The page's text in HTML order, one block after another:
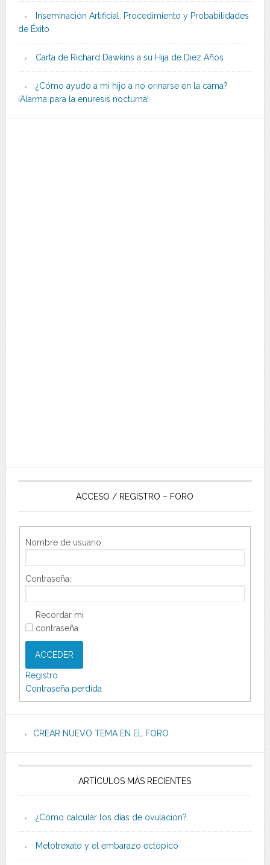
Inseminación Artificial: Procedimiento y Probabilidades
de Éxito
Carta de Richard Dawkins a su Hija de Diez Años
¿Cómo ayudo a mi hijo a no orinarse en la cama?
¡Alarma para la enuresis nocturna!
ACCESO / REGISTRO – FORO
Nombre de usuario:
Contraseña:
Recordar mi
contraseña
ACCEDER
Registro
Contraseña perdida
CREAR NUEVO TEMA EN EL FORO
ARTÍCULOS MÁS RECIENTES
¿Cómo calcular los días de ovulación?
Metotrexato y el embarazo ectópico